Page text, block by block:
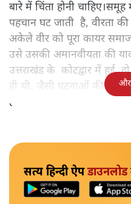
बारे में चिंता होनी
पहचान घट जाती है, वीरता
अकेले वीर को पूरा कायर
उसे उसकी अमानवीयता की
उत्तराखंड के कोटद्वार में हुई
ही थी, जैसी घटनाओं की खबर
हैं।भारत के तक़रीबन हर हिस्से
सत्य हिन्दी ऐपडाउनलोड